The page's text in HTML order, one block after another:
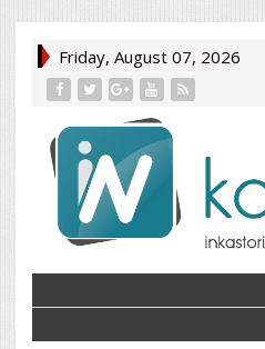
Friday, August 07, 2026